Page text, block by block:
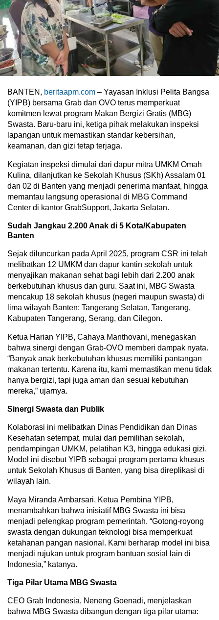
BANTEN, beritaapm.com – Yayasan Inklusi Pelita Bangsa
(YIPB) bersama Grab dan OVO terus memperkuat
komitmen lewat program Makan Bergizi Gratis (MBG)
Swasta. Baru-baru ini, ketiga pihak melakukan inspeksi
lapangan untuk memastikan standar kebersihan,
keamanan, dan gizi tetap terjaga.
Kegiatan inspeksi dimulai dari dapur mitra UMKM Omah
Kulina, dilanjutkan ke Sekolah Khusus (SKh) Assalam 01
dan 02 di Banten yang menjadi penerima manfaat, hingga
memantau langsung operasional di MBG Command
Center di kantor GrabSupport, Jakarta Selatan.
Sudah Jangkau 2.200 Anak di 5 Kota/Kabupaten
Banten
Sejak diluncurkan pada April 2025, program CSR ini telah
melibatkan 12 UMKM dan dapur kantin sekolah untuk
menyajikan makanan sehat bagi lebih dari 2.200 anak
berkebutuhan khusus dan guru. Saat ini, MBG Swasta
mencakup 18 sekolah khusus (negeri maupun swasta) di
lima wilayah Banten: Tangerang Selatan, Tangerang,
Kabupaten Tangerang, Serang, dan Cilegon.
Ketua Harian YIPB, Cahaya Manthovani, menegaskan
bahwa sinergi dengan Grab-OVO memberi dampak nyata.
“Banyak anak berkebutuhan khusus memiliki pantangan
makanan tertentu. Karena itu, kami memastikan menu tidak
hanya bergizi, tapi juga aman dan sesuai kebutuhan
mereka,” ujarnya.
Sinergi Swasta dan Publik
Kolaborasi ini melibatkan Dinas Pendidikan dan Dinas
Kesehatan setempat, mulai dari pemilihan sekolah,
pendampingan UMKM, pelatihan K3, hingga edukasi gizi.
Model ini disebut YIPB sebagai program pertama khusus
untuk Sekolah Khusus di Banten, yang bisa direplikasi di
wilayah lain.
Maya Miranda Ambarsari, Ketua Pembina YIPB,
menambahkan bahwa inisiatif MBG Swasta ini bisa
menjadi pelengkap program pemerintah. “Gotong-royong
swasta dengan dukungan teknologi bisa memperkuat
ketahanan pangan nasional. Kami berharap model ini bisa
menjadi rujukan untuk program bantuan sosial lain di
Indonesia,” katanya.
Tiga Pilar Utama MBG Swasta
CEO Grab Indonesia, Neneng Goenadi, menjelaskan
bahwa MBG Swasta dibangun dengan tiga pilar utama: